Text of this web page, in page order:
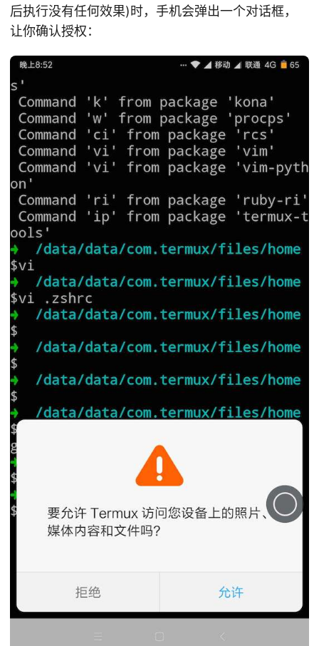
后执行没有任何效果)时，手机会弹出一个对话框，
让你确认授权：